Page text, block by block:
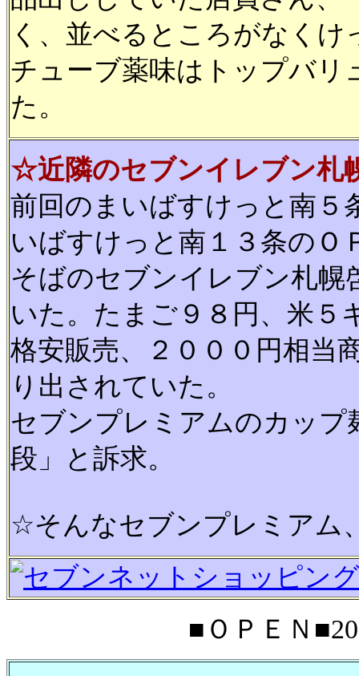
く、並べるところがなくけ
チューブ薬味はトップバリ
た。
☆近隣のセブンイレブン札
前回のまいばすけっと南５
いばすけっと南１３条のＯ
そばのセブンイレブン札幌
いた。たまご９８円、米５
格安販売、２０００円相当
り出されていた。
セブンプレミアムのカッ
段」と訴求。
☆そんなセブンプレミアム
■ＯＰＥＮ